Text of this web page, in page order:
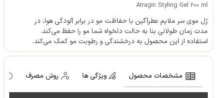
Atragin Styling Gel 200 ml
ژل موی سر ملایم عطرآگین با حفاظت مو در برابر آلودگی هوا، در
مدت زمان طولانی بنا به حالت دلخواه شما مو را حفظ می‌کند.
استفاده از این محصول به درخشندگی و رطوبت مو کمک می‌کند.
مشخصات محصول ویژگی ها روش مصرف